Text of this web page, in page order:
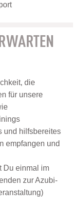
die
für unsere
und hilfsbereites
empfangen und
Du einmal im
zur Azubi-